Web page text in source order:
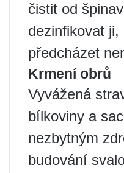
čistit od
dezinfikovat
předcházet
Krmení obrů
Vyvážená
bílkoviny a
nezbytným
budování